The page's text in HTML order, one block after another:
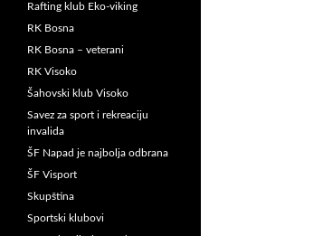
Rafting klub Eko-viking
RK Bosna
RK Bosna – veterani
RK Visoko
Šahovski klub Visoko
Savez za sport i rekreaciju
invalida
ŠF Napad je najbolja odbrana
ŠF Visport
Skupština
Sportski klubovi